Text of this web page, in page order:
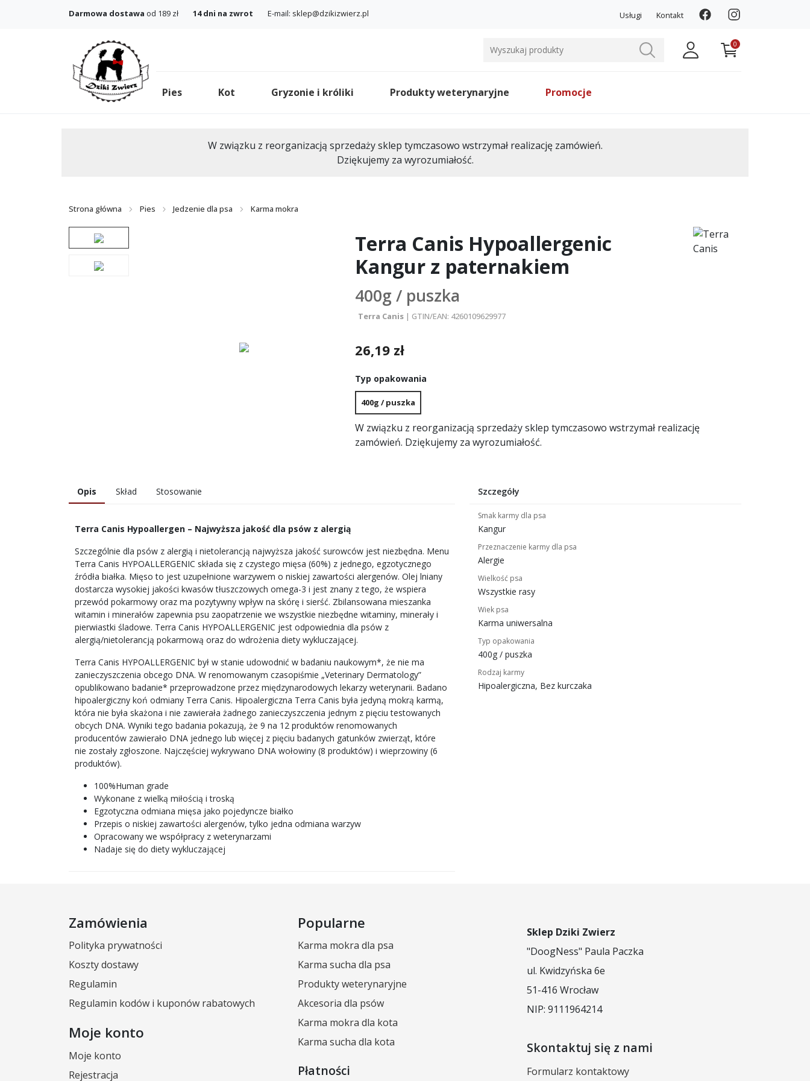
Darmowa dostawa od 189 zł 14 dni na zwrot E-mail: sklep@dzikizwierz.pl Usługi Kontakt
0
Pies Kot Gryzonie i króliki Produkty weterynaryjne Promocje
W związku z reorganizacją sprzedaży sklep tymczasowo wstrzymał realizację zamówień.
Dziękujemy za wyrozumiałość.
Strona główna Pies Jedzenie dla psa Karma mokra
Terra Canis Hypoallergenic
Kangur z paternakiem
400g / puszka
Terra Canis | GTIN/EAN: 4260109629977
26,19 zł
Typ opakowania
400g / puszka
W związku z reorganizacją sprzedaży sklep tymczasowo wstrzymał realizację
zamówień. Dziękujemy za wyrozumiałość.
Opis Skład Stosowanie
Terra Canis Hypoallergen – Najwyższa jakość dla psów z alergią
Szczególnie dla psów z alergią i nietolerancją najwyższa jakość surowców jest niezbędna. Menu
Terra Canis HYPOALLERGENIC składa się z czystego mięsa (60%) z jednego, egzotycznego
źródła białka. Mięso to jest uzupełnione warzywem o niskiej zawartości alergenów. Olej lniany
dostarcza wysokiej jakości kwasów tłuszczowych omega-3 i jest znany z tego, że wspiera
przewód pokarmowy oraz ma pozytywny wpływ na skórę i sierść. Zbilansowana mieszanka
witamin i minerałów zapewnia psu zaopatrzenie we wszystkie niezbędne witaminy, minerały i
pierwiastki śladowe. Terra Canis HYPOALLERGENIC jest odpowiednia dla psów z
alergią/nietolerancją pokarmową oraz do wdrożenia diety wykluczającej.
Terra Canis HYPOALLERGENIC był w stanie udowodnić w badaniu naukowym*, że nie ma
zanieczyszczenia obcego DNA. W renomowanym czasopiśmie „Veterinary Dermatology”
opublikowano badanie* przeprowadzone przez międzynarodowych lekarzy weterynarii. Badano
hipoalergiczny koń odmiany Terra Canis. Hipoalergiczna Terra Canis była jedyną mokrą karmą,
która nie była skażona i nie zawierała żadnego zanieczyszczenia jednym z pięciu testowanych
obcych DNA. Wyniki tego badania pokazują, że 9 na 12 produktów renomowanych
producentów zawierało DNA jednego lub więcej z pięciu badanych gatunków zwierząt, które
nie zostały zgłoszone. Najczęściej wykrywano DNA wołowiny (8 produktów) i wieprzowiny (6
produktów).
100%Human grade
Wykonane z wielką miłością i troską
Egzotyczna odmiana mięsa jako pojedyncze białko
Przepis o niskiej zawartości alergenów, tylko jedna odmiana warzyw
Opracowany we współpracy z weterynarzami
Nadaje się do diety wykluczającej
Szczegóły
Smak karmy dla psa
Kangur
Przeznaczenie karmy dla psa
Alergie
Wielkość psa
Wszystkie rasy
Wiek psa
Karma uniwersalna
Typ opakowania
400g / puszka
Rodzaj karmy
Hipoalergiczna, Bez kurczaka
Zamówienia
Polityka prywatności
Koszty dostawy
Regulamin
Regulamin kodów i kuponów rabatowych
Moje konto
Moje konto
Rejestracja
Popularne
Karma mokra dla psa
Karma sucha dla psa
Produkty weterynaryjne
Akcesoria dla psów
Karma mokra dla kota
Karma sucha dla kota
Płatności
Sklep Dziki Zwierz
"DoogNess" Paula Paczka
ul. Kwidzyńska 6e
51-416 Wrocław
NIP: 9111964214
Skontaktuj się z nami
Formularz kontaktowy